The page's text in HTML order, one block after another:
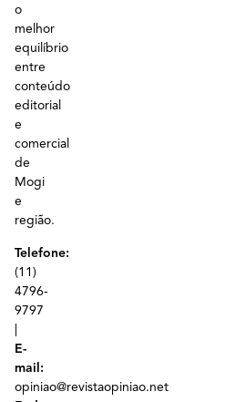
o
melhor
equilíbrio
entre
conteúdo
editorial
e
comercial
de
Mogi
e
região.
Telefone:
(11)
4796-
9797
E-
mail:
opiniao@revistaopiniao.net